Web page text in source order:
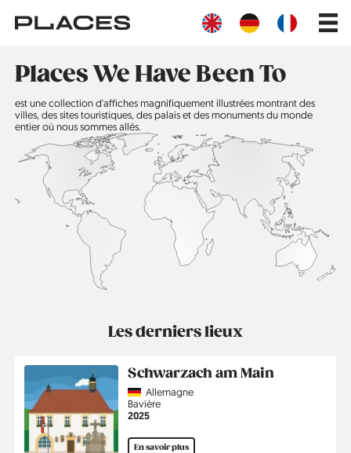
contenu
Main
Places We Have Been To
est une collection d'affiches magnifiquement illustrées montrant des
villes, des sites touristiques, des palais et des monuments du monde
entier où nous sommes allés.
Les derniers lieux
Schwarzach am Main
CountryAllemagne
Région
Bavière
Année
2025
En savoir plus